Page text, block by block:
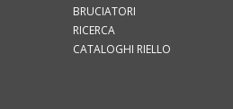
BRUCIATORI
RICERCA
CATALOGHI RIELLO